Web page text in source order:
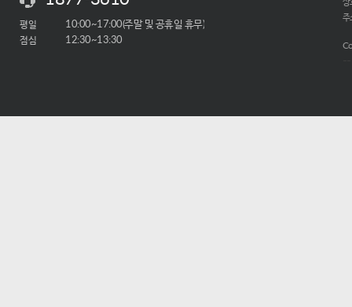
평일 10:00~17:00(주말 및 공휴일 휴무)
점심 12:30~13:30
상
주